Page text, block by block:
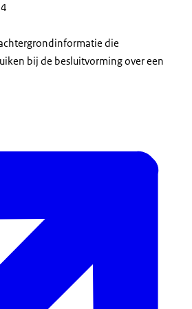
die
bij de besluitvorming over een